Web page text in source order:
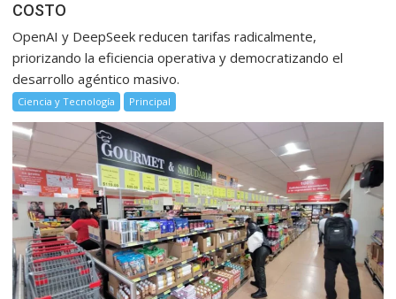
COSTO
OpenAI y DeepSeek reducen tarifas radicalmente,
priorizando la eficiencia operativa y democratizando el
desarrollo agéntico masivo.
Ciencia y Tecnología Principal